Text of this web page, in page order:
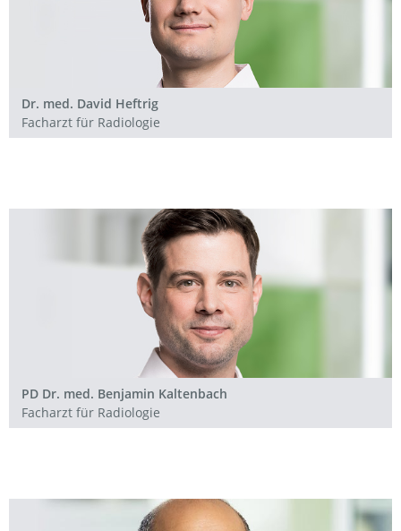
Dr. med. David Heftrig
Facharzt für Radiologie
PD Dr. med. Benjamin Kaltenbach
Facharzt für Radiologie